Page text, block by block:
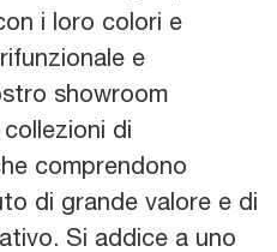
i loro colori e
e
showroom
di
comprendono
di grande valore e di
Si addice a uno